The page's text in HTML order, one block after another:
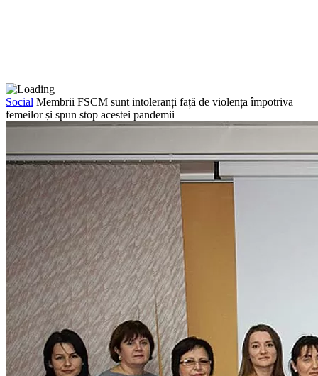
Social Membrii FSCM sunt intoleranți față de violența împotriva
femeilor și spun stop acestei pandemii